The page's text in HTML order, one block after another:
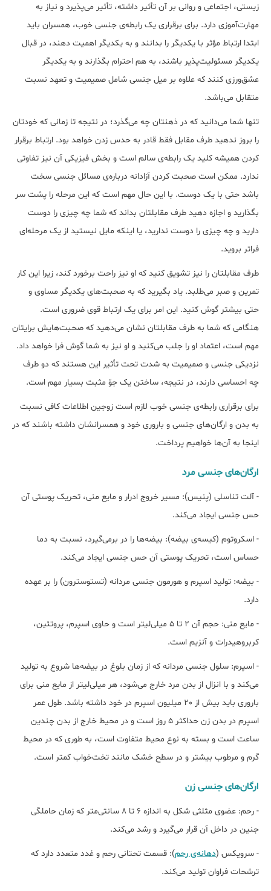
زیستی، اجتماعی و روانی بر آن تأثیر داشته، تأثیر می‌پذیرد و نیاز به
مهارت‌آموزی دارد. برای برقراری یک رابطه‌ی جنسی خوب، همسران باید
ابتدا ارتباط مؤثر با یکدیگر را بدانند و به یکدیگر اهمیت دهند، در قبال
یکدیگر مسئولیت‌پذیر باشند، به هم احترام بگذارند و به یکدیگر
عشق‌ورزی کنند که علاوه بر میل جنسی شامل صمیمیت و تعهد نسبت
متقابل می‌باشد.
تنها شما می‌دانید که در ذهنتان چه می‌گذرد؛ در نتیجه تا زمانی که خودتان
را بروز ندهید طرف مقابل فقط قادر به حدس زدن خواهد بود. ارتباط برقرار
کردن همیشه کلید یک رابطه‌ی سالم است و بخش فیزیکی آن نیز تفاوتی
ندارد. ممکن است صحبت کردن آزادانه درباره‌ی مسائل جنسی سخت
باشد حتی با یک دوست. با این حال مهم است که این مرحله را پشت سر
بگذارید و اجازه دهید طرف مقابلتان بداند که شما چه چیزی را دوست
دارید و چه چیزی را دوست ندارید، یا اینکه مایل نیستید از یک مرحله‌ای
فراتر بروید.
طرف مقابلتان را نیز تشویق کنید که او نیز راحت برخورد کند، زیرا این کار
تمرین و صبر می‌طلبد. یاد بگیرید که به صحبت‌های یکدیگر مساوی و
حتی بیشتر گوش کنید. این امر برای یک ارتباط قوی ضروری است.
هنگامی که شما به طرف مقابلتان نشان می‌دهید که صحبت‌هایش برایتان
مهم است، اعتماد او را جلب می‌کنید و او نیز به شما گوش فرا خواهد داد.
نزدیکی جنسی و صمیمیت به شدت تحت تأثیر این هستند که دو طرف
چه احساسی دارند، در نتیجه، ساختن یک جوّ مثبت بسیار مهم است.
برای برقراری رابطه‌ی جنسی خوب لازم است زوجین اطلاعات کافی نسبت
به بدن و ارگان‌های جنسی و باروری خود و همسرانشان داشته باشند که در
اینجا به آن‌ها خواهیم پرداخت.
ارگان‌های جنسی مرد
- آلت تناسلی (پنیس): مسیر خروج ادرار و مایع منی، تحریک پوستی آن
حس جنسی ایجاد می‌کند.
- اسکروتوم (کیسه‌ی بیضه): بیضه‌ها را در برمی‌گیرد، نسبت به دما
حساس است، تحریک پوستی آن حس جنسی ایجاد می‌کند.
- بیضه: تولید اسپرم و هورمون جنسی مردانه (تستوسترون) را بر عهده
دارد.
- مایع منی: حجم آن 2 تا 5 میلی‌لیتر است و حاوی اسپرم، پروتئین،
کربروهیدرات و آنزیم است.
- اسپرم: سلول جنسی مردانه که از زمان بلوغ در بیضه‌ها شروع به تولید
می‌کند و با انزال از بدن مرد خارج می‌شود، هر میلی‌لیتر از مایع منی برای
باروری باید بیش از 20 میلیون اسپرم در خود داشته باشد. طول عمر
اسپرم در بدن زن حداکثر 5 روز است و در محیط خارج از بدن چندین
ساعت است و بسته به نوع محیط متفاوت است، به طوری که در محیط
گرم و مرطوب بیشتر و در سطح خشک مانند تخت‌خواب کمتر است.
ارگان‌های جنسی زن
- رحم: عضوی مثلثی شکل به اندازه 6 تا 8 سانتی‌متر که زمان حاملگی
جنین در داخل آن قرار می‌گیرد و رشد می‌کند.
- سرویکس (دهانه‌ی رحم): قسمت تحتانی رحم و غدد متعدد دارد که
ترشحات فراوان تولید می‌کند.